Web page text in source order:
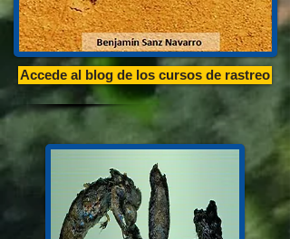
Accede al blog de los cursos de rastreo